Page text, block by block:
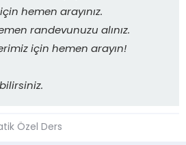
hemen arayınız.
randevunuzu alınız.
için hemen arayın!
Özel Ders